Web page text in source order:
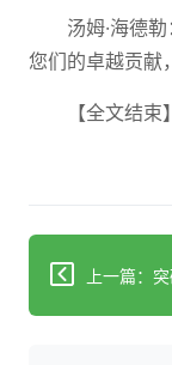
汤姆·海德
您们的卓越贡献
【全文结束】